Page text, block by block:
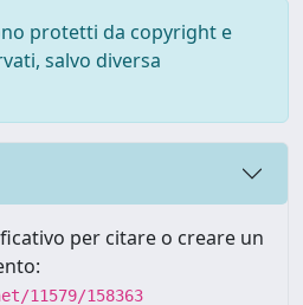
protetti da copyright e
salvo diversa
per citare o creare un
11579/158363